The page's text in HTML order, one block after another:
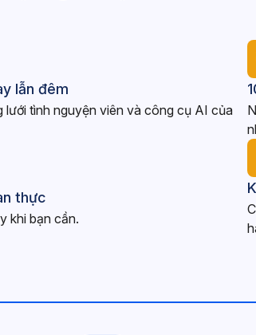
lẫn đêm
lưới tình nguyện viên và công cụ AI của
thực
khi bạn cần.